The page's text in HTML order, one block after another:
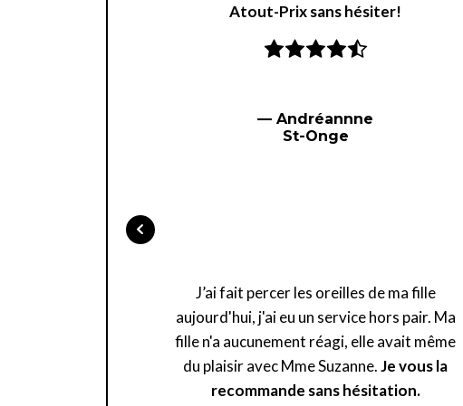
Atout-Prix sans hésiter!
— Andréannne
St-Onge
J’ai fait percer les oreilles de ma fille
aujourd'hui, j'ai eu un service hors pair. Ma
fille n'a aucunement réagi, elle avait même
du plaisir avec Mme Suzanne.Je vous la
recommande sans hésitation.